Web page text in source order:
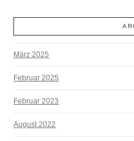
März 2025
Februar 2025
Februar 2023
August 2022